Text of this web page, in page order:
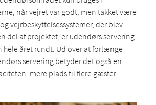
når vejret var godt, men takket være
vejrbeskyttelsessystemer, der blev
del af projektet, er udendørs servering
hele året rundt. Ud over at forlænge
servering betyder det også en
mere plads til flere gæster.